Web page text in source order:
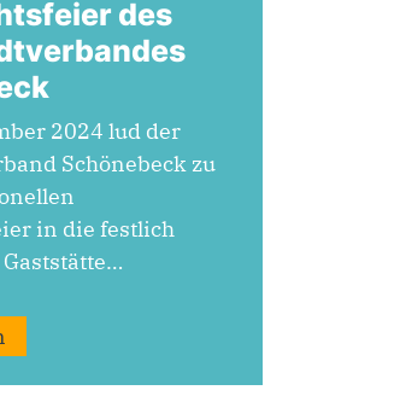
des
2024 lud der
Schönebeck zu
in die festlich